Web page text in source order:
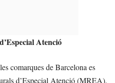
Atenció
comarques de Barcelona es
d’Especial Atenció (MREA),